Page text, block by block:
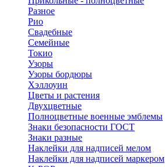
Разное
Рио
Свадебные
Семейные
Токио
Узоры
Узоры бордюры
Хэллоуин
Цветы и растения
Двухцветные
Полноцветные военные эмблемы
Знаки безопасности ГОСТ
Знаки разные
Наклейки для надписей мелом
Наклейки для надписей маркером